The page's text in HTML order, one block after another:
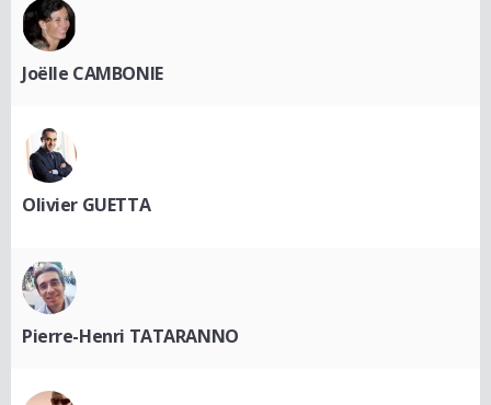
Joëlle CAMBONIE
Olivier GUETTA
Pierre-Henri TATARANNO